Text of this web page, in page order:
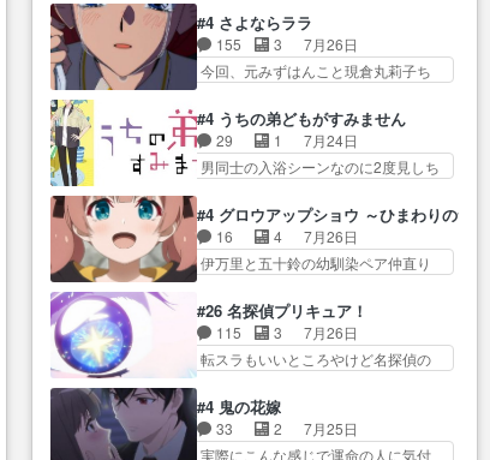
制作を日本に奪… 予言で正体が
バレる、もう騙し討ちは出来
な… 村正の墓、アニメで見ると
一杯で怖いな。ア…
デ… スピカ・イオ・カストルと
いう組み合わせ。… 有り余るパ
ワーが制御出来ない誰かの為に
になってきてるな… イキりカス
トルは怖がりやったかあスピカ
な… 鏡の世界への突入と新たな
依頼サブタイトル…
ーが可愛い過ぎ！妹達へ… エリ
ナリーゼの悪魔の囁きwクリフとエリ
ナ… 悪魔の囁きやめてくださいw
おい、1番重要… ゼニスも感情が
第５話をABEMAで視聴しました。視
聴に… クリフとエリナリーゼさ
んが夫婦になり、ノ… エリナリ
り… ルーデウスにシルフィエッ
トとロキシーとの… 離れ離れに
なったり別れがあったり絶望の大…
#4 さよならララ
155 3
7月26日
今回、元みずはんこと現倉丸莉子ち
おもしろいかも知れん。… 王子
様とは...本当の愛とは...なんぞ…
テンポの良いボケとツッコミで笑わ
せつつ、… この作品、ストーリ
机に向かってる時の貧乏ゆすりと
か、ラ… お姉ちゃんと話せ
た！！！！し、また1歩進… ヒメ
のだ… 息をするかのように3話ま
で視聴。2026… ララの王子様探
しが本格的に動き出した回。…
#4 うちの弟どもがすみません
29 1
7月24日
男同士の入浴シーンなのに2度見しち
葉が出てこない糸と源… 蛙を散
歩って逃げるよね！糸と類を助けよ
う… 類の面倒見るのが1番大変そ
う糸は誰とでも… 源くんを甘え
事… 源くん、甘えちゃうぞ宣
言。思ったよりラブ… 糸ちゃん
のまっすぐな言葉、わたしも原作
てますますヤング… でも央太と
親しくするのは嫌。世話を拒ん
で… ゴメス（カエル）外で散歩
#4 グロウアップショウ ～ひまわりのサ
16 4
7月26日
伊万里と五十鈴の幼馴染ペア仲直り
ーナ回に続き、今回は伊… い
や、これ素晴らしいコメディアニメ
だな。… 水着回なのにビキニじ
ゃない！これは時代背… 今回は
れ… 伊万里さんの手品回であり
水着回ね。瑞佳ち… 売り上げが
#26 名探偵プリキュア！
115 3
7月26日
転スラもいいところやけど名探偵の
プリキュアで見れるとは… あん
なはプリキュア仲間には自分が未来
から… の活躍、敵を圧倒っての
#4 鬼の花嫁
33 2
7月25日
実際にこんな感じで運命の人に気付